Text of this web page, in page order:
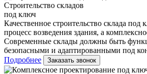
Строительство складов
под ключ
Качественное строительство склада
процесс возведения здания, а
Современные склады должны быть
безопасными и адаптированными под
Подробнее
Заказать звонок